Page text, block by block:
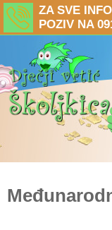
ZA SVE
POZIV NA